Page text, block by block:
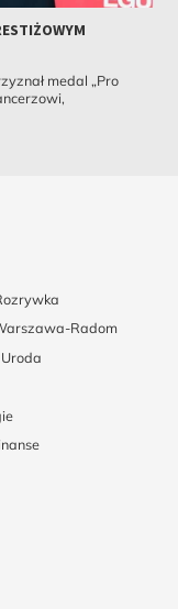
medal „Pro
Radom